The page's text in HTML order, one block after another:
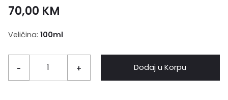
70,00 KM
Veličina: 100ml
- + Dodaj u Korpu